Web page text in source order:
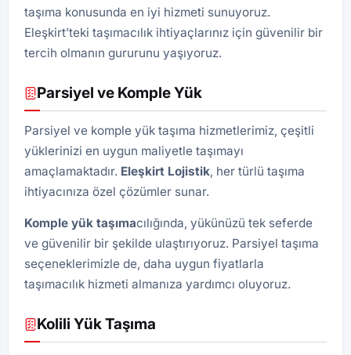
taşıma konusunda en iyi hizmeti sunuyoruz.
Eleşkirt’teki taşımacılık ihtiyaçlarınız için güvenilir bir
tercih olmanın gururunu yaşıyoruz.
Parsiyel ve Komple Yük
Parsiyel ve komple yük taşıma hizmetlerimiz, çeşitli
yüklerinizi en uygun maliyetle taşımayı
amaçlamaktadır. Eleşkirt Lojistik, her türlü taşıma
ihtiyacınıza özel çözümler sunar.
Komple yük taşımacılığında, yükünüzü tek seferde
ve güvenilir bir şekilde ulaştırıyoruz. Parsiyel taşıma
seçeneklerimizle de, daha uygun fiyatlarla
taşımacılık hizmeti almanıza yardımcı oluyoruz.
Kolili Yük Taşıma